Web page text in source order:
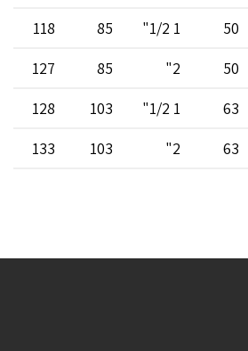
50
1 1/2"
85
118
50
2"
85
127
63
1 1/2"
103
128
63
2"
103
133